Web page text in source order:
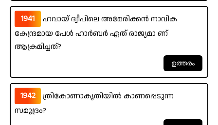
1941
ഹവായ് ദ്വീപിലെ അമേരിക്കൻ നാവിക
കേന്ദ്രമായ പേൾ ഹാർബർ ഏത് രാജ്യമാ ണ്
ആക്രമിച്ചത്?
1942
ത്രികോണാകൃതിയിൽ കാണപ്പെടുന്ന
സമുദ്രം?